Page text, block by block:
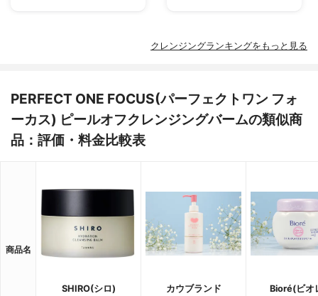
クレンジングランキングをもっと見る
PERFECT ONE FOCUS(パーフェクトワン フォ
ーカス) ピールオフクレンジングバームの類似商
品：評価・料金比較表
商品名
SHIRO(シロ)
カウブランド
Bioré(ビオ